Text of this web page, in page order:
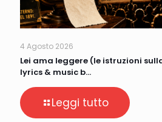
4 Agosto 2026
Lei ama leggere (le istruzioni
lyrics & music b…
Leggi tutto